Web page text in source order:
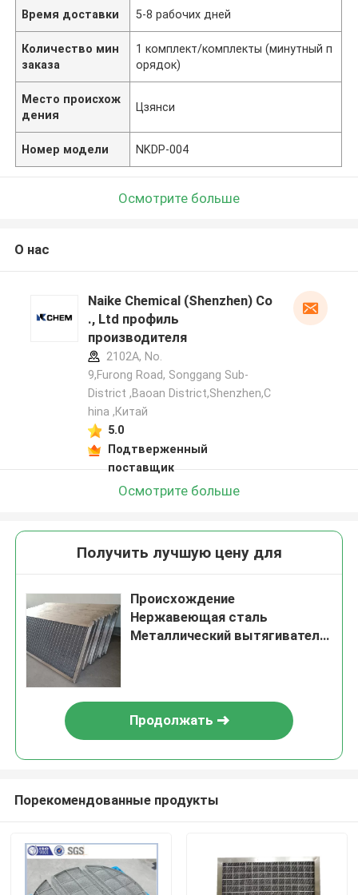
Время доставки 5-8 рабочих дней
Количество мин
заказа
1 комплект/комплекты (минутный п
орядок)
Место происхож
дения
Цзянси
Номер модели NKDP-004
Осмотрите больше
О нас
Naike Chemical (Shenzhen) Co
., Ltd профиль
производителя
2102A, No.
9,Furong Road, Songgang Sub-
District ,Baoan District,Shenzhen,C
hina ,Китай
5.0
Подтверженный
поставщик
Осмотрите больше
Получить лучшую цену для
Происхождение
Нержавеющая сталь
Металлический вытягиватель
Продолжать
Порекомендованные продукты